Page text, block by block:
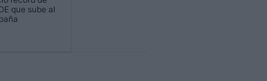
que sube al